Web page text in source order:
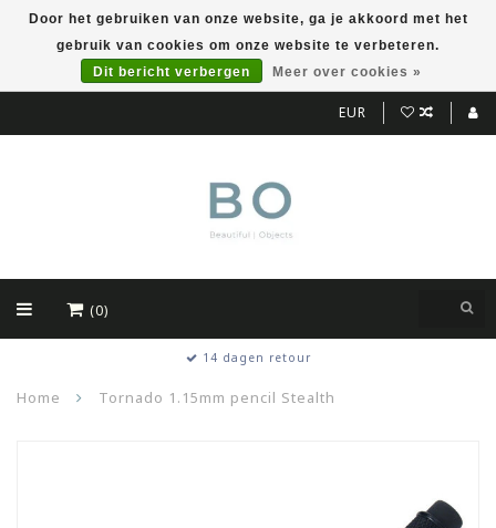
EUR
(0)
14 dagen retour
Home Tornado 1.15mm pencil Stealth
Door het gebruiken van onze website, ga je akkoord met het
gebruik van cookies om onze website te verbeteren.
Dit bericht verbergen
Meer over cookies »